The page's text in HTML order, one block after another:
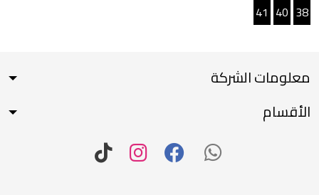
38
40
41
معلومات الشركة
الأقسام